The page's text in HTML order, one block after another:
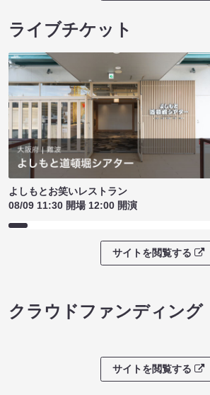
ライブチケット
よしもとお笑いレストラン
08/09 11:30 開場 12:00 開演
サイトを閲覧する
クラウドファンディング
サイトを閲覧する